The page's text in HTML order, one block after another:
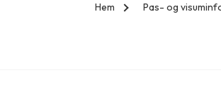
Hem Pas- og